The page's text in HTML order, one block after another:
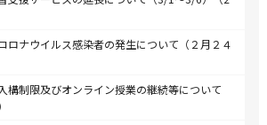
ロナウイルス感染者の発生について（２月２４
構制限及びオンライン授業の継続等について